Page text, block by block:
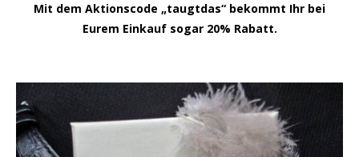
Mit dem Aktionscode „taugtdas“ bekommt Ihr bei
Eurem Einkauf sogar 20% Rabatt.